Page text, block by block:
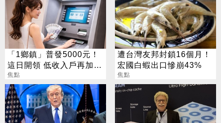
「1鄉鎮」普發5000元！
這日開領 低收入戶再加碼
2000元
焦點
遭台灣友邦封鎖16個月！
宏國白蝦出口慘崩43%
焦點